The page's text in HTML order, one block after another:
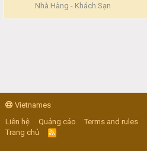
Nhà Hàng - Khách Sạn
Vietnames
Liên hệ
Quảng cáo Terms and rules
Trang chủ
R
S